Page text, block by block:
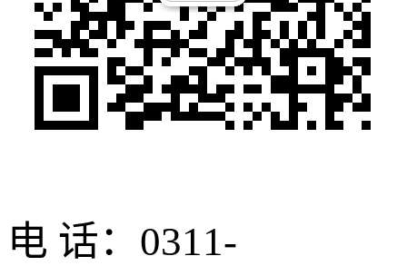
电 话：0311-